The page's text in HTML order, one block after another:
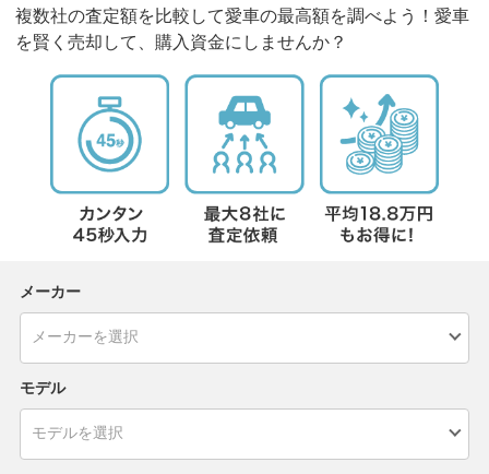
複数社の査定額を比較して愛車の最高額を調べよう！愛車
を賢く売却して、購入資金にしませんか？
メーカー
モデル